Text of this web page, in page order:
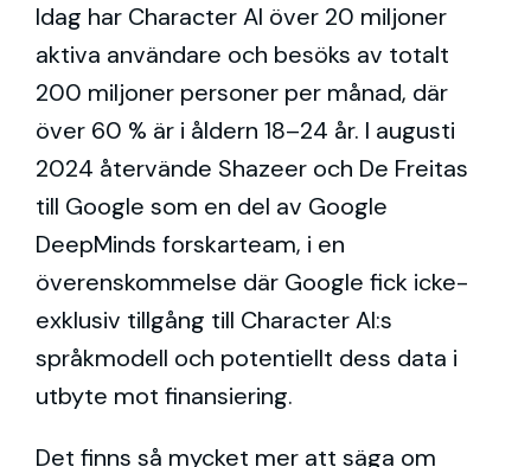
Idag har Character AI över 20 miljoner
aktiva användare och besöks av totalt
200 miljoner personer per månad, där
över 60 % är i åldern 18–24 år. I augusti
2024 återvände Shazeer och De Freitas
till Google som en del av Google
DeepMinds forskarteam, i en
överenskommelse där Google fick icke-
exklusiv tillgång till Character AI:s
språkmodell och potentiellt dess data i
utbyte mot finansiering.
Det finns så mycket mer att säga om